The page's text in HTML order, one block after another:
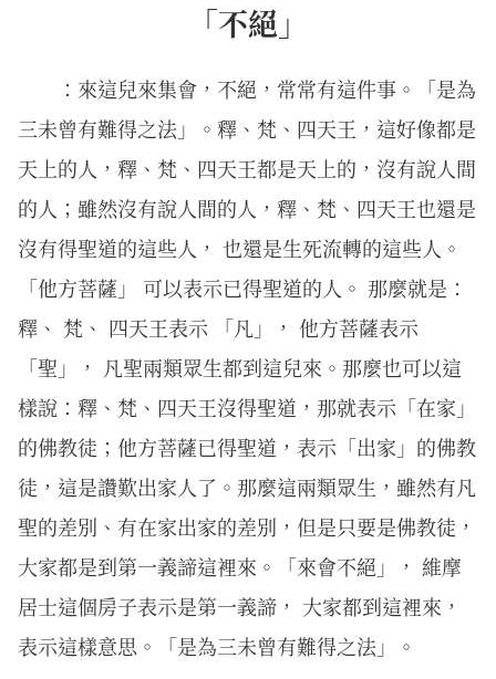
「不絕」
：來這兒來集會，不絕，常常有這件事。「是為
三未曾有難得之法」。釋、梵、四天王，這好像都是
天上的人，釋、梵、四天王都是天上的，沒有說人間
的人；雖然沒有說人間的人，釋、梵、四天王也還是
沒有得聖道的這些人， 也還是生死流轉的這些人。
「他方菩薩」 可以表示已得聖道的人。 那麼就是：
釋、 梵、 四天王表示 「凡」， 他方菩薩表示
「聖」， 凡聖兩類眾生都到這兒來。那麼也可以這
樣說：釋、梵、四天王沒得聖道，那就表示「在家」
的佛教徒；他方菩薩已得聖道，表示「出家」的佛教
徒，這是讚歎出家人了。那麼這兩類眾生，雖然有凡
聖的差別、有在家出家的差別，但是只要是佛教徒，
大家都是到第一義諦這裡來。「來會不絕」， 維摩
居士這個房子表示是第一義諦， 大家都到這裡來，
表示這樣意思。「是為三未曾有難得之法」。